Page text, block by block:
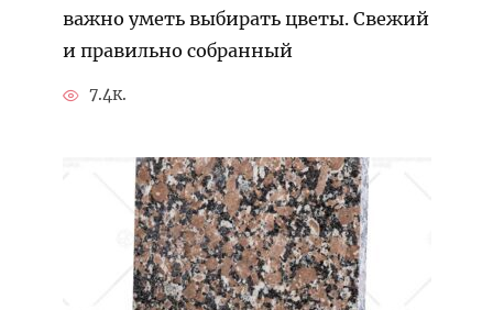
важно уметь выбирать цветы. Свежий
и правильно собранный
7.4к.